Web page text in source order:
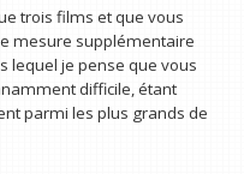
trois films et que vous
mesure supplémentaire
lequel je pense que vous
difficile, étant
parmi les plus grands de